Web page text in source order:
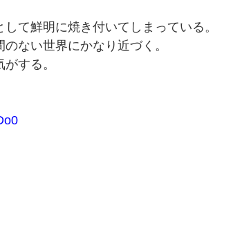
て鮮明に焼き付いてしまっている。
ない世界にかなり近づく。
する。